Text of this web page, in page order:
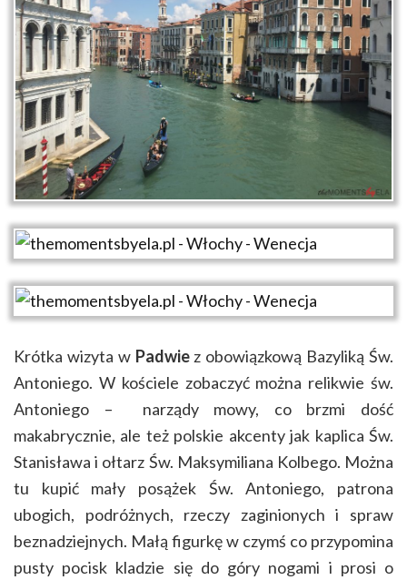
Krótka wizyta w Padwiez obowiązkową Bazyliką Św.
Antoniego. W kościele zobaczyć można relikwie św.
Antoniego – narządy mowy, co brzmi dość
makabrycznie, ale też polskie akcenty jak kaplica Św.
Stanisława i ołtarz Św. Maksymiliana Kolbego. Można
tu kupić mały posążek Św. Antoniego, patrona
ubogich, podróżnych, rzeczy zaginionych i spraw
beznadziejnych. Małą figurkę w czymś co przypomina
pusty pocisk kladzie się do góry nogami i prosi o